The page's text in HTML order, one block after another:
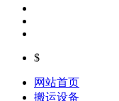
$
网站首页
搬运设备